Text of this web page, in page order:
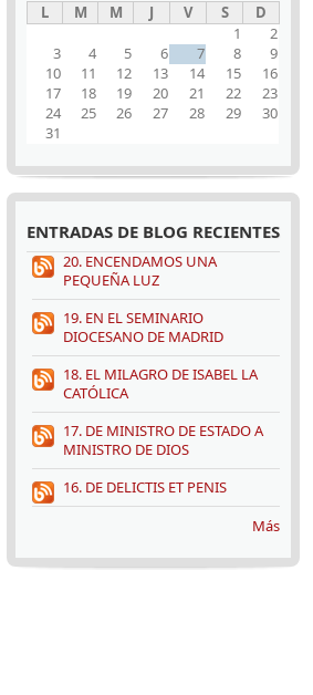
L M M J V S
D
1
2
3
4 5 6 7 8
9
10
11 12 13 14 15
16
17
18 19 20 21 22
23
24
25 26 27 28 29
30
31
ENTRADAS DE BLOG RECIENTES
20. ENCENDAMOS UNA
PEQUEÑA LUZ
19. EN EL SEMINARIO
DIOCESANO DE MADRID
18. EL MILAGRO DE ISABEL LA
CATÓLICA
17. DE MINISTRO DE ESTADO A
MINISTRO DE DIOS
16. DE DELICTIS ET PENIS
Más